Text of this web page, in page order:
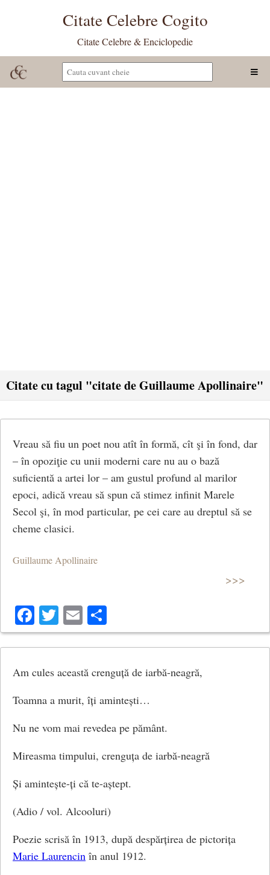
Citate Celebre Cogito
Citate Celebre & Enciclopedie
Citate cu tagul "citate de Guillaume Apollinaire"
Vreau să fiu un poet nou atît în formă, cît şi în fond, dar
– în opoziţie cu unii moderni care nu au o bază
suficientă a artei lor – am gustul profund al marilor
epoci, adică vreau să spun că stimez infinit Marele
Secol şi, în mod particular, pe cei care au dreptul să se
cheme clasici.
Guillaume Apollinaire
>>>
Facebook
Twitter
Email
Am cules această crenguță de iarbă-neagră,
Toamna a murit, îți amintești…
Nu ne vom mai revedea pe pământ.
Mireasma timpului, crenguța de iarbă-neagră
Și amintește-ți că te-aștept.
(Adio / vol. Alcooluri)
Poezie scrisă în 1913, după despărțirea de pictorița
Marie Laurencin în anul 1912.